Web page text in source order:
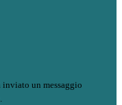
inviato un messaggio